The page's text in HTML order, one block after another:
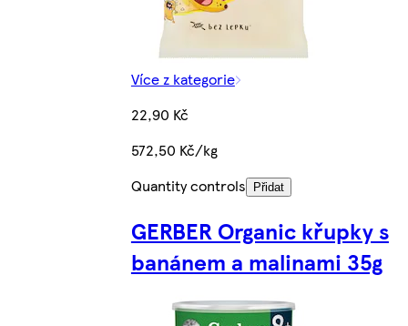
Více z kategorie
22,90 Kč
572,50 Kč/kg
Quantity controls
Přidat
GERBER Organic křupky s
banánem a malinami 35g